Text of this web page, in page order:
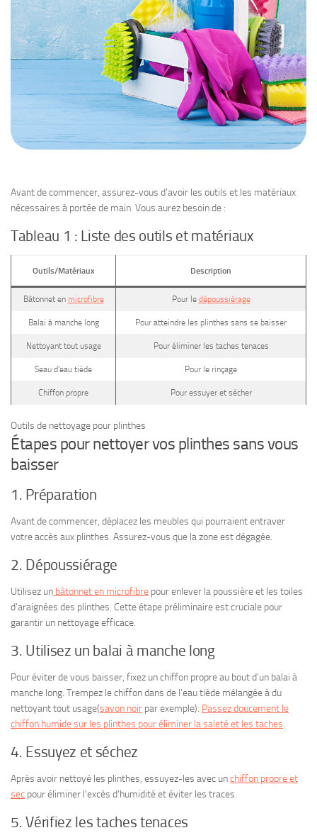
Avant de commencer, assurez-vous d’avoir les outils et les matériaux
nécessaires à portée de main. Vous aurez besoin de :
Tableau 1 : Liste des outils et matériaux
Outils/Matériaux Description
Bâtonnet en microfibre Pour le dépoussiérage
Balai à manche long Pour atteindre les plinthes sans se baisser
Nettoyant tout usage Pour éliminer les taches tenaces
Seau d’eau tiède Pour le rinçage
Chiffon propre Pour essuyer et sécher
Outils de nettoyage pour plinthes
Étapes pour nettoyer vos plinthes sans vous
baisser
1. Préparation
Avant de commencer, déplacez les meubles qui pourraient entraver
votre accès aux plinthes. Assurez-vous que la zone est dégagée.
2. Dépoussiérage
Utilisez un bâtonnet en microfibre pour enlever la poussière et les toiles
d’araignées des plinthes. Cette étape préliminaire est cruciale pour
garantir un nettoyage efficace.
3. Utilisez un balai à manche long
Pour éviter de vous baisser, fixez un chiffon propre au bout d’un balai à
manche long. Trempez le chiffon dans de l’eau tiède mélangée à du
nettoyant tout usage(savon noir par exemple). Passez doucement le
chiffon humide sur les plinthes pour éliminer la saleté et les taches.
4. Essuyez et séchez
Après avoir nettoyé les plinthes, essuyez-les avec unchiffon propre et
sec pour éliminer l’excès d’humidité et éviter les traces.
5. Vérifiez les taches tenaces